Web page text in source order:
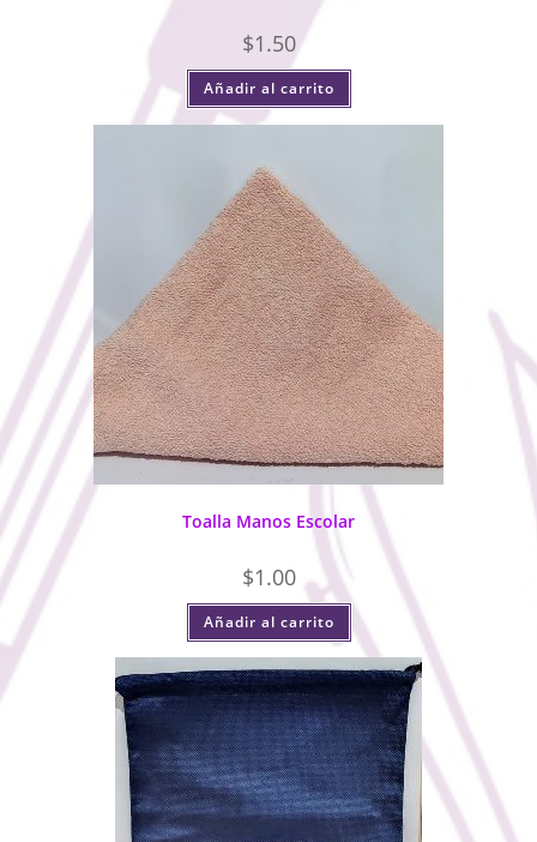
$1.50
Añadir al carrito
Toalla Manos Escolar
$1.00
Añadir al carrito